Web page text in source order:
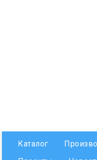
Каталог